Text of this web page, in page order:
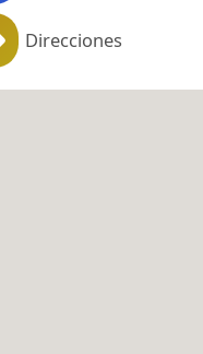
Direcciones